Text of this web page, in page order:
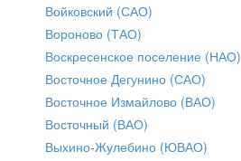
Войковский (САО)
Вороново (ТАО)
Воскресенское поселение (НАО)
Восточное Дегунино (САО)
Восточное Измайлово (ВАО)
Восточный (ВАО)
Выхино-Жулебино (ЮВАО)